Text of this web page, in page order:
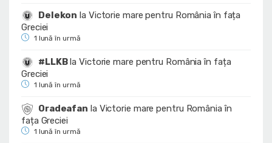
Delekon la Victorie mare pentru România în fața
Greciei
1 lună în urmă
#LLKBlaVictorie mare pentru România în fața
Greciei
1 lună în urmă
Oradeafan la Victorie mare pentru România în
fața Greciei
1 lună în urmă